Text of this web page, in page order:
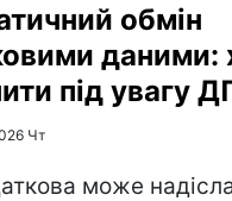
обмін
даними:
під увагу
Чт
може